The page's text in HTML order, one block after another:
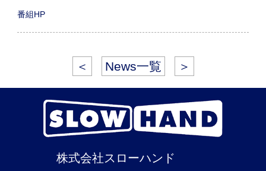
番組HP
＜ News一覧 ＞
株式会社スローハンド